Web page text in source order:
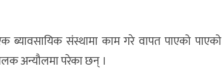
ब्यावसायिक संस्थामा काम गरे वापत पाएको पाएको
अन्यौलमा परेका छन् ।